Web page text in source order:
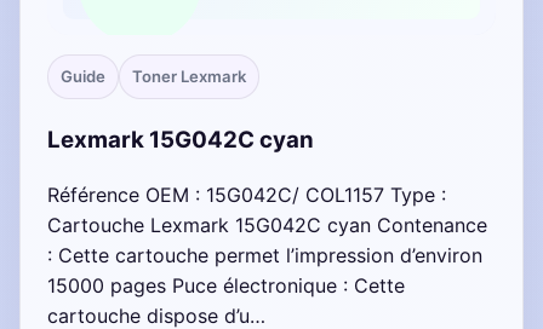
Guide Toner Lexmark
Lexmark 15G042C cyan
Référence OEM : 15G042C/ COL1157 Type :
Cartouche Lexmark 15G042C cyan Contenance
: Cette cartouche permet l’impression d’environ
15000 pages Puce électronique : Cette
cartouche dispose d’u…